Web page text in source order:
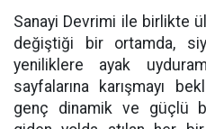
Sanayi Devrimi ile birlikte
değiştiği bir ortamda,
yeniliklere ayak
sayfalarına karışmayı
genç dinamik ve güçlü